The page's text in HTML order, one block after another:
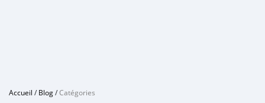
Accueil /Blog/Catégories